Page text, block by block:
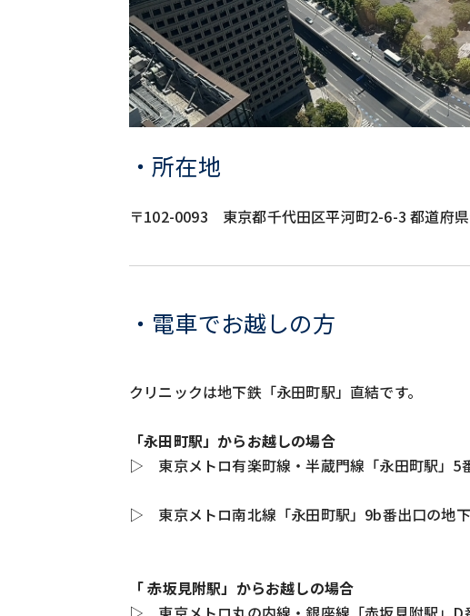
・所在地
〒102-0093 東京都千代田区平河町2-6-3 都道府
・電車でお越しの方
クリニックは地下鉄「永田町駅」直結です。
「永田町駅」からお越しの場合
▷ 東京メトロ有楽町線・半蔵門線「永田町駅」5
▷ 東京メトロ南北線「永田町駅」9b番出口の地下
「 赤坂見附駅」からお越しの場合